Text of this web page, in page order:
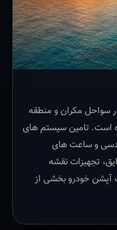
دریاپیمایش اطلس از سال ۱۴۰۳ در سواحل مکران و منطقه
است. تامین سیستم های
و ساعت های
تجهیزات نقشه
آپشن خودرو بخشی از